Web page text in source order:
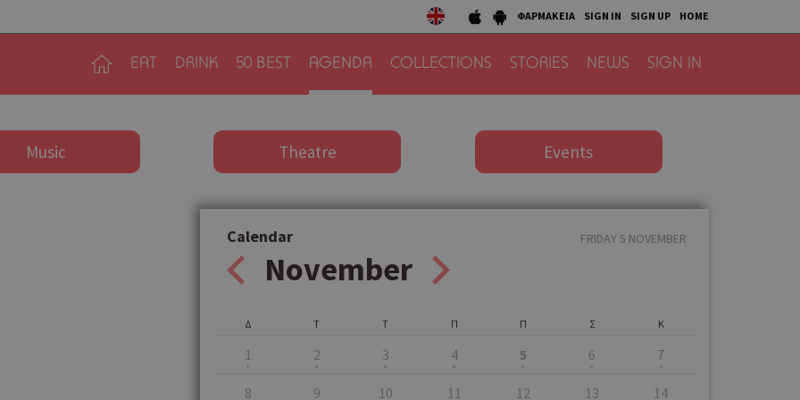
ΦΑΡΜΑΚΕΙΑ SIGN IN SIGN UP HOME
EAT DRINK 50 BEST AGENDA COLLECTIONS STORIES NEWS SIGN IN
Music Theatre Events
Calendar
November
FRIDAY 5 NOVEMBER
Δ
1
Τ
2
Τ
3
Π
4
Π
5
Σ
6
Κ
7
8 9 10 11 12 13 14